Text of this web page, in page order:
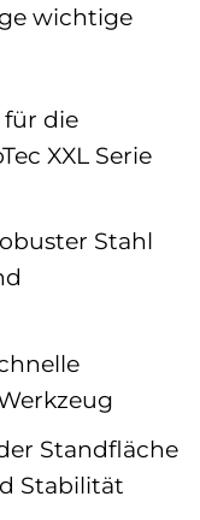
wichtige
die
XXL Serie
Stahl
Standfläche
Stabilität